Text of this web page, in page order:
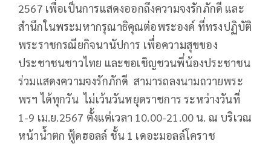
2567 เพื่อเป็นการแสดงออกถึงความจงรักภักดี และ
สำนึกในพระมหากรุณาธิคุณต่อพระองค์ ที่ทรงปฏิบัติ
พระราชกรณียกิจนานัปการ เพื่อความสุขของ
ประชาชนชาวไทย และขอเชิญชวนพี่น้องประชาชน
ร่วมแสดงความจงรักภักดี สามารถลงนามถวายพระ
พรฯ ได้ทุกวัน ไม่เว้นวันหยุดราชการ ระหว่างวันที่
1-9 เม.ย.2567 ตั้งแต่เวลา 10.00-21.00 น. ณ บริเวณ
หน้าน้ำตก ฟู้ดฮอลล์ ชั้น 1 เดอะมอลล์โคราช